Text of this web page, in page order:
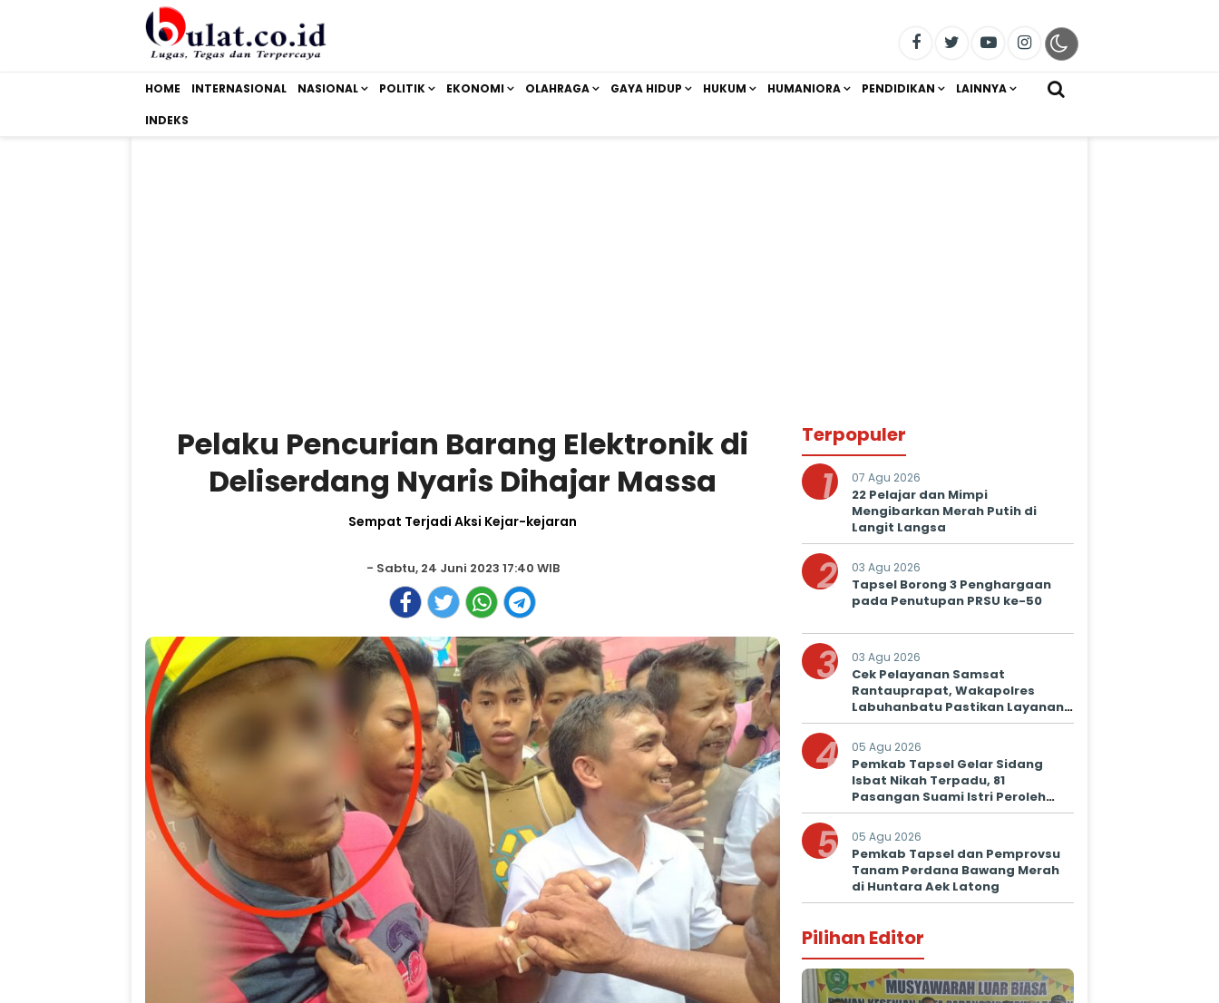
HOME INTERNASIONAL NASIONAL POLITIK EKONOMI OLAHRAGA GAYA HIDUP HUKUM HUMANIORA PENDIDIKAN LAINNYA
INDEKS
Pelaku Pencurian Barang Elektronik di
Deliserdang Nyaris Dihajar Massa
Sempat Terjadi Aksi Kejar-kejaran
- Sabtu, 24 Juni 2023 17:40 WIB
Terpopuler
1 07 Agu 2026
22 Pelajar dan Mimpi
Mengibarkan Merah Putih di
Langit Langsa
2 03 Agu 2026
Tapsel Borong 3 Penghargaan
pada Penutupan PRSU ke-50
3 03 Agu 2026
Cek Pelayanan Samsat
Rantauprapat, Wakapolres
Labuhanbatu Pastikan Layanan
Prima untuk Masyarakat
4 05 Agu 2026
Pemkab Tapsel Gelar Sidang
Isbat Nikah Terpadu, 81
Pasangan Suami Istri Peroleh
Kepastian Hukum
5 05 Agu 2026
Pemkab Tapsel dan Pemprovsu
Tanam Perdana Bawang Merah
di Huntara Aek Latong
Pilihan Editor